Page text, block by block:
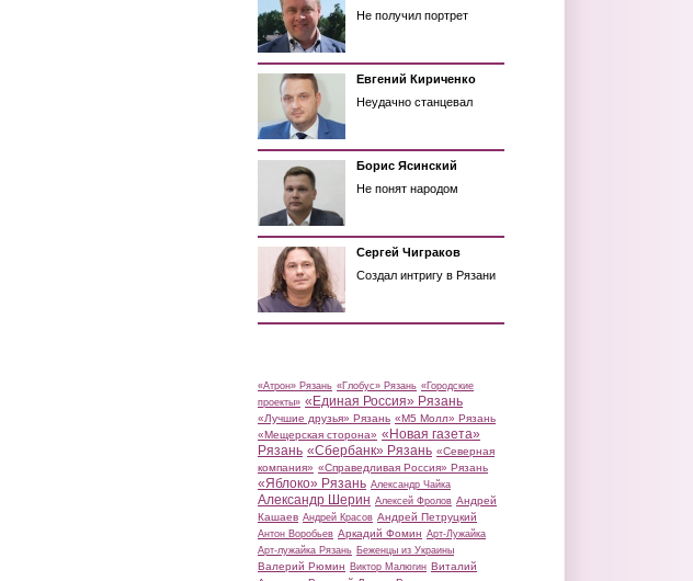
Не получил портрет
Евгений Кириченко
Неудачно станцевал
Борис Ясинский
Не понят народом
Сергей Чиграков
Создал интригу в Рязани
«Атрон» Рязань «Глобус» Рязань «Городские
проекты» «Единая Россия» Рязань
«Лучшие друзья» Рязань «М5 Молл» Рязань
«Мещерская сторона» «Новая газета»
Рязань «Сбербанк» Рязань «Северная
компания» «Справедливая Россия» Рязань
«Яблоко» Рязань Александр Чайка
Александр Шерин Алексей Фролов Андрей
Кашаев Андрей Красов Андрей Петруцкий
Антон Воробьев Аркадий Фомин Арт-Лужайка
Арт-лужайка Рязань Беженцы из Украины
Валерий Рюмин Виктор Малюгин Виталий